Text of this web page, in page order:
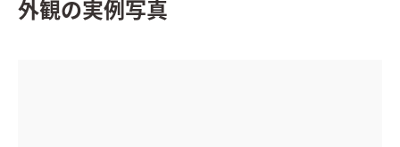
外観の実例写真